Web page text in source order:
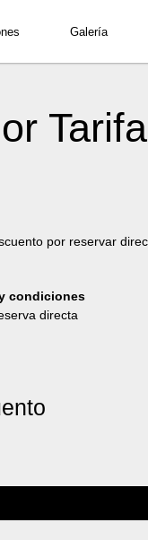
Galería
por reservar
condiciones
directa